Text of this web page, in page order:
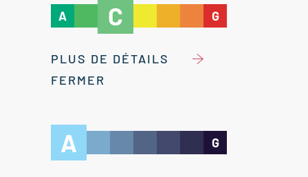
A C G
PLUS DE DÉTAILS
FERMER
A G